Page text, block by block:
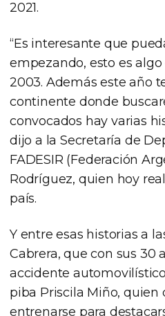
2021.
“Es interesante que
empezando, esto es
2003. Además este año
continente donde
convocados hay varias
dijo a la Secretaría de
FADESIR (Federación
Rodríguez, quien hoy
país.
Y entre esas historias a
Cabrera, que con sus
accidente
piba Priscila Miño, quien
entrenarse para